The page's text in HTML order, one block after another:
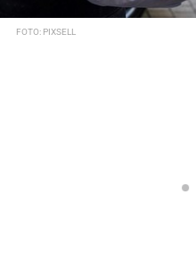
FOTO: PIXSELL